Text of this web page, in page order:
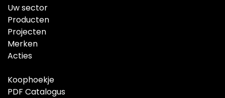
Uw sector
Producten
Projecten
Merken
Acties
Koophoekje
PDF Catalogus